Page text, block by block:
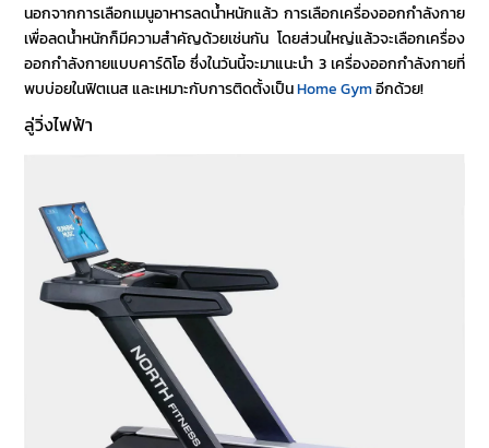
นอกจากการเลือกเมนูอาหารลดน้ำหนักแล้ว การเลือกเครื่องออกกำลังกาย
เพื่อลดน้ำหนักก็มีความสำคัญด้วยเช่นกัน โดยส่วนใหญ่แล้วจะเลือกเครื่อง
ออกกำลังกายแบบคาร์ดิโอ ซึ่งในวันนี้จะมาแนะนำ 3 เครื่องออกกำลังกายที่
พบบ่อยในฟิตเนส และเหมาะกับการติดตั้งเป็นHome Gymอีกด้วย!
ลู่วิ่งไฟฟ้า